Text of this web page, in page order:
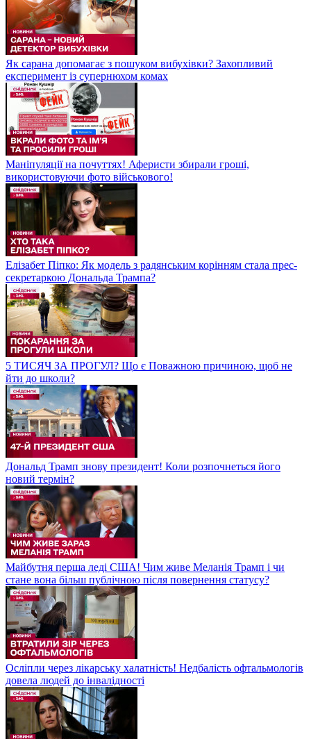
Як сарана допомагає з пошуком вибухівки? Захопливий
експеримент із супернюхом комах
Маніпуляції на почуттях! Аферисти збирали гроші,
використовуючи фото військового!
Елізабет Піпко: Як модель з радянським корінням стала прес-
секретаркою Дональда Трампа?
5 ТИСЯЧ ЗА ПРОГУЛ? Що є Поважною причиною, щоб не
йти до школи?
Дональд Трамп знову президент! Коли розпочнеться його
новий термін?
Майбутня перша леді США! Чим живе Меланія Трамп і чи
стане вона більш публічною після повернення статусу?
Осліпли через лікарську халатність! Недбалість офтальмологів
довела людей до інвалідності